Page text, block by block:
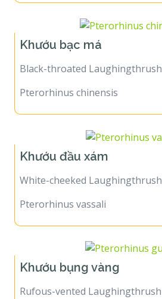
Khướu bạc má
Black-throated Laughingthrush
Pterorhinus chinensis
Khướu đầu xám
White-cheeked Laughingthrush
Pterorhinus vassali
Khướu bụng vàng
Rufous-vented Laughingthrush